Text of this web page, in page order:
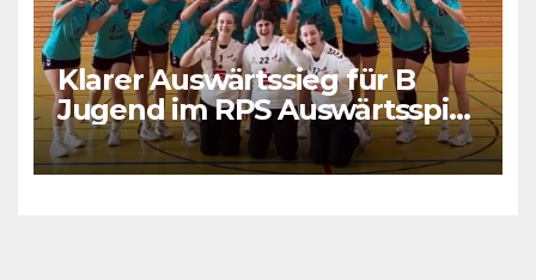
Klarer Auswärtssieg für B
Jugend im RPS Auswärtsspiel
in Luxenburg